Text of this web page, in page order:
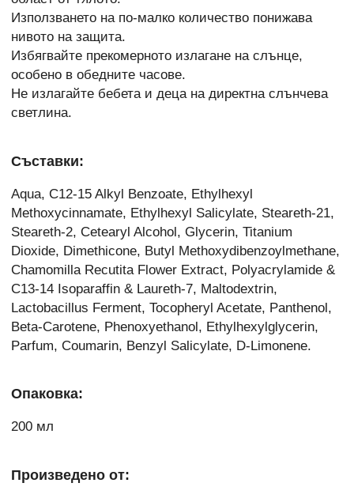
Използването на по-малко количество понижава
нивото на защита.
Избягвайте прекомерното излагане на слънце,
особено в обедните часове.
Не излагайте бебета и деца на директна слънчева
светлина.
Съставки:
Aqua, C12-15 Alkyl Benzoate, Ethylhexyl
Methoxycinnamate, Ethylhexyl Salicylate, Steareth-21,
Steareth-2, Cetearyl Alcohol, Glycerin, Titanium
Dioxide, Dimethicone, Butyl Methoxydibenzoylmethane,
Chamomilla Recutita Flower Extract, Polyacrylamide &
C13-14 Isoparaffin & Laureth-7, Maltodextrin,
Lactobacillus Ferment, Tocopheryl Acetate, Panthenol,
Beta-Carotene, Phenoxyethanol, Ethylhexylglycerin,
Parfum, Coumarin, Benzyl Salicylate, D-Limonene.
Опаковка:
200 мл
Произведено от: